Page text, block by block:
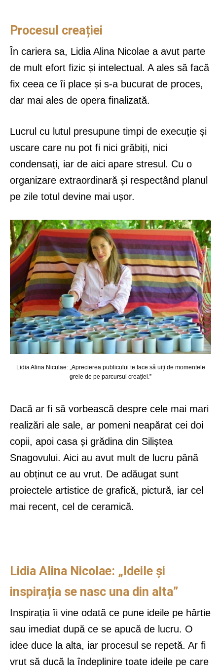
Procesul creației
În cariera sa, Lidia Alina Nicolae a avut parte
de mult efort fizic și intelectual. A ales să facă
fix ceea ce îi place și s-a bucurat de proces,
dar mai ales de opera finalizată.
Lucrul cu lutul presupune timpi de execuție și
uscare care nu pot fi nici grăbiți, nici
condensați, iar de aici apare stresul. Cu o
organizare extraordinară și respectând planul
pe zile totul devine mai ușor.
Lidia Alina Niculae: „Aprecierea publicului te face să uiți de momentele
grele de pe parcursul creației.”
Dacă ar fi să vorbească despre cele mai mari
realizări ale sale, ar pomeni neapărat cei doi
copii, apoi casa și grădina din Siliștea
Snagovului. Aici au avut mult de lucru până
au obținut ce au vrut. De adăugat sunt
proiectele artistice de grafică, pictură, iar cel
mai recent, cel de ceramică.
Lidia Alina Nicolae: „Ideile și
inspirația se nasc una din alta”
Inspirația îi vine odată ce pune ideile pe hârtie
sau imediat după ce se apucă de lucru. O
idee duce la alta, iar procesul se repetă. Ar fi
vrut să ducă la îndeplinire toate ideile pe care